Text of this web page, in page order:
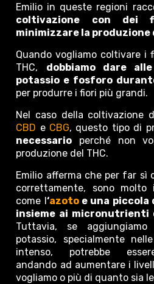
Emilio in queste regioni
coltivazione con
minimizzare la produzione
Quando vogliamo coltivare i
THC, dobbiamo dare
potassio e fosforo
per produrre i fiori più grandi.
Nel caso della coltivazione
CBD e CBG, questo tipo di
necessario perché non
produzione del THC.
Emilio afferma che per far sì
correttamente, sono
come l‘azotoe una piccola
insieme ai micronutrienti
Tuttavia, se
potassio, specialmente
intenso, potrebbe
andando ad aumentare i
vogliamo o più di quanto sia